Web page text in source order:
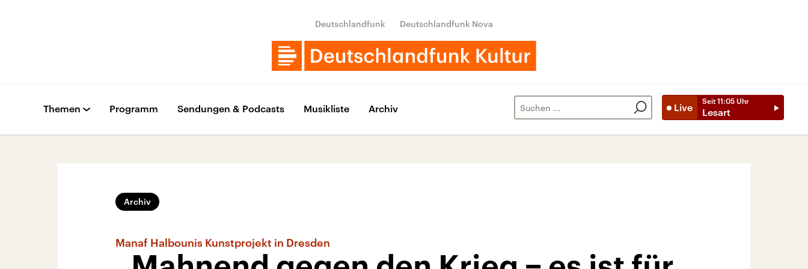
Deutschlandfunk Deutschlandfunk Nova
Live
Seit 11:05 Uhr
Lesart
Themen Programm Sendungen & Podcasts Musikliste Archiv
Archiv
Manaf Halbounis Kunstprojekt in Dresden